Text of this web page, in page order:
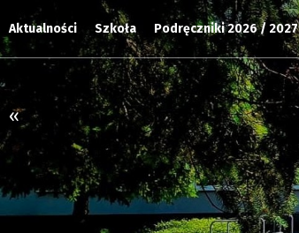
«
Aktualności Szkoła Podręczniki 2026 / 2027